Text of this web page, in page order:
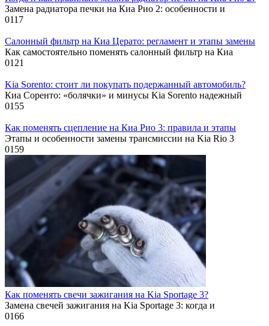
Замена радиатора печки на Киа Рио 2: особенности и
0117
Салонный фильтр на Киа Церато: регламент и этапы замены
Как самостоятельно поменять салонный фильтр на Киа
0121
Kia Sorento: стоит ли покупать подержанный автомобиль?
Киа Соренто: «болячки» и минусы Kia Sorento надежный
0155
Как поменять сцепление на Киа Рио 3: правила и этапы
Этапы и особенности замены трансмиссии на Kia Rio 3
0159
Как поменять свечи зажигания на Kia Sportage 3?
Замена свечей зажигания на Kia Sportage 3: когда и
0166